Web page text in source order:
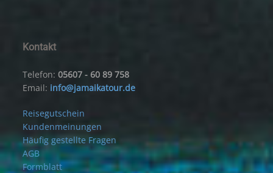
Kontakt
Telefon:05607 - 60 89 758
Email: info@jamaikatour.de
Reisegutschein
Kundenmeinungen
Häufig gestellte Fragen
AGB
Formblatt